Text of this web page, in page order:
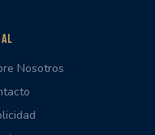
Nosotros